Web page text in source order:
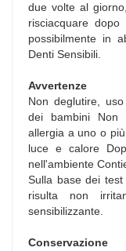
due volte al
risciacquare
possibilmente in
Denti Sensibili.
Avvertenze
Non deglutire,
dei bambini Non
allergia a uno o
luce e calore
nell'ambiente
Sulla base dei
risulta non
sensibilizzante.
Conservazione